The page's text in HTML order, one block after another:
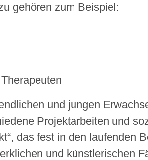
gehören zum Beispiel:
und jungen
Projektarbeiten und
das fest in den laufenden
und künstlerischen